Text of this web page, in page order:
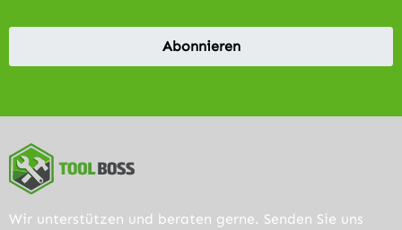
Abonnieren
Wir unterstützen und beraten gerne. Senden Sie uns